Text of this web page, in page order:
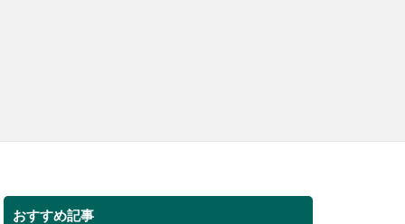
おすすめ記事